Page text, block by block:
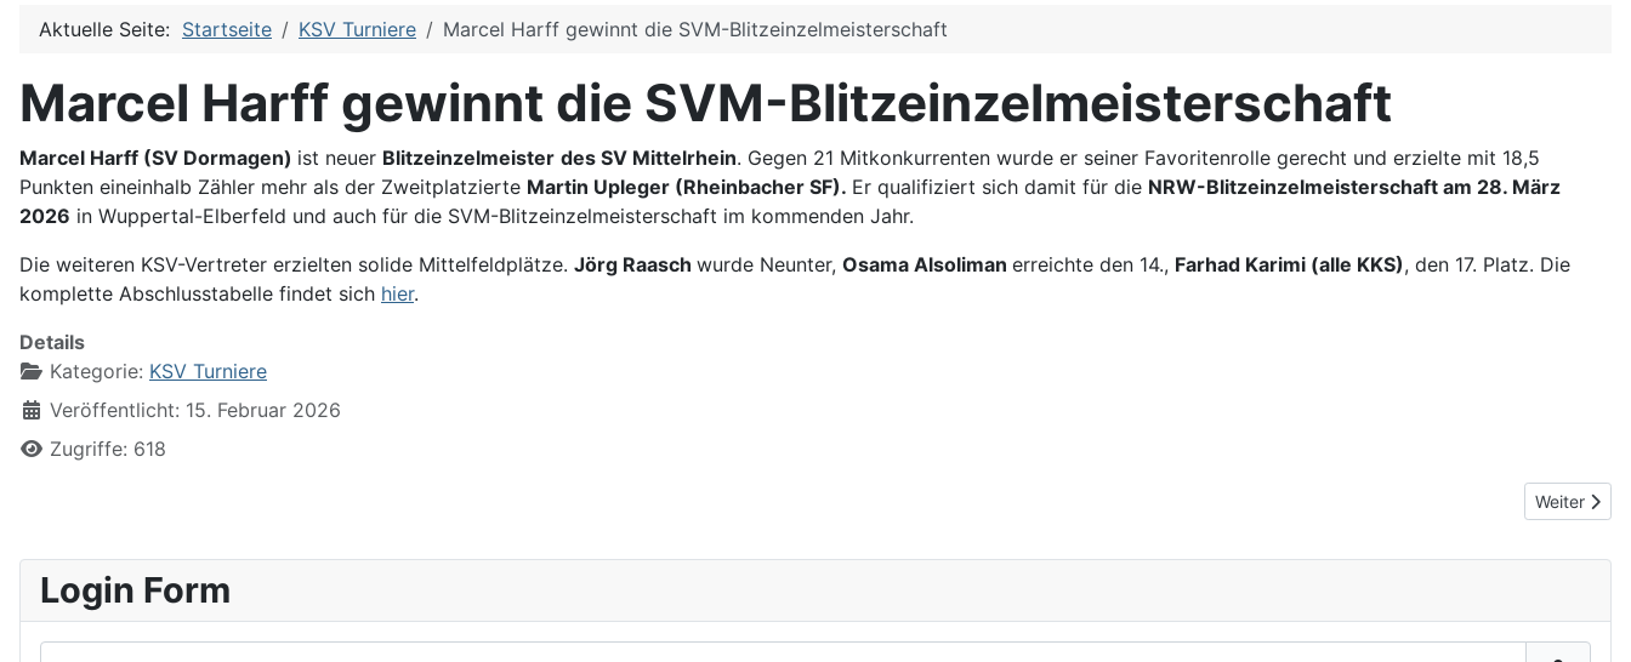
Aktuelle Seite: Startseite KSV Turniere Marcel Harff gewinnt die SVM-Blitzeinzelmeisterschaft
Marcel Harff gewinnt die SVM-Blitzeinzelmeisterschaft
Marcel Harff (SV Dormagen) ist neuer Blitzeinzelmeister des SV Mittelrhein. Gegen 21 Mitkonkurrenten wurde er seiner Favoritenrolle gerecht und erzielte mit 18,5
Punkten eineinhalb Zähler mehr als der Zweitplatzierte Martin Upleger (Rheinbacher SF). Er qualifiziert sich damit für die NRW-Blitzeinzelmeisterschaft am 28. März
2026 in Wuppertal-Elberfeld und auch für die SVM-Blitzeinzelmeisterschaft im kommenden Jahr.
Die weiteren KSV-Vertreter erzielten solide Mittelfeldplätze. Jörg Raasch wurde Neunter, Osama Alsoliman erreichte den 14., Farhad Karimi (alle KKS), den 17. Platz. Die
komplette Abschlusstabelle findet sich hier.
Details
Kategorie: KSV Turniere
Veröffentlicht: 15. Februar 2026
Zugriffe: 618
Nächster
Weiter
Login Form